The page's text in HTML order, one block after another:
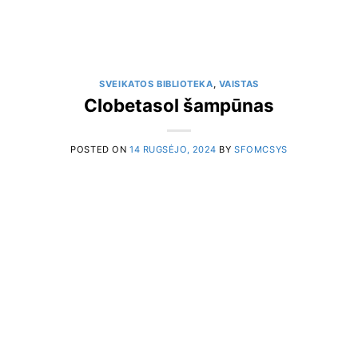
SVEIKATOS BIBLIOTEKA, VAISTAS
Clobetasol šampūnas
POSTED ON 14 RUGSĖJO, 2024 BYSFOMCSYS